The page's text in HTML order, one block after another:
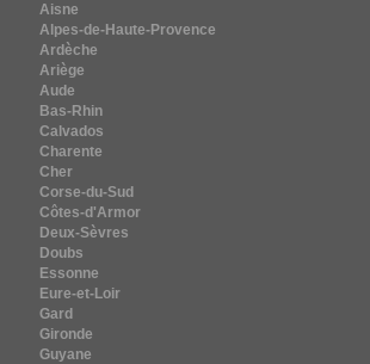
Aisne
Alpes-de-Haute-Provence
Ardèche
Ariège
Aude
Bas-Rhin
Calvados
Charente
Cher
Corse-du-Sud
Côtes-d'Armor
Deux-Sèvres
Doubs
Essonne
Eure-et-Loir
Gard
Gironde
Guyane